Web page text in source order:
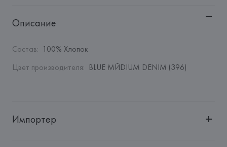
Описание
Состав: 100% Хлопок
Цвет производителя: BLUE MЙDIUM DENIM (396)
Импортер